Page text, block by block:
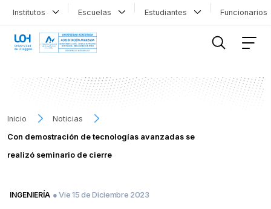
Institutos Escuelas Estudiantes
Inicio
Noticias
Con demostración de tecnologías avanzadas se
realizó seminario de cierre
INGENIERÍA ● Vie 15 de Diciembre 2023